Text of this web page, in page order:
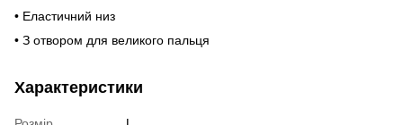
• Еластичний низ
• З отвором для великого пальця
Характеристики